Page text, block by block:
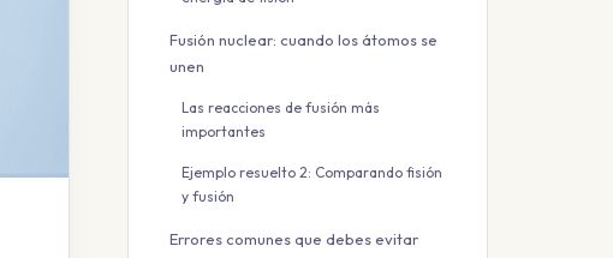
Fusión nuclear: cuando los átomos se
unen
Las reacciones de fusión más
importantes
Ejemplo resuelto 2: Comparando fisión
y fusión
Errores comunes que debes evitar